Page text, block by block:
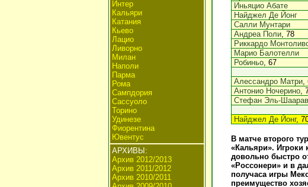
Интер
Кальяри
Катания
Кьево
Лацио
Ливорно
Милан
Наполи
Парма
Рома
Сампдория
Сассуоло
Торино
Удинезе
Фиорентина
Ювентус
АРХИВЫ:
Архив 2012/2013
Архив 2011/2012
Архив 2010/2011
Иньяцио Абате
Найджел Де Йонг
Салли Мунтари
Андреа Поли, 78
Риккардо
Марио Балотелли
Робиньо, 67
Алессандро Матри,
Антонио Ночерино,
Стефан Эль-
Найджел Де Йонг,
В матче второго
«Кальяри». Игроки
довольно быстро
«Россонери» и в
получаса игры
преимущество